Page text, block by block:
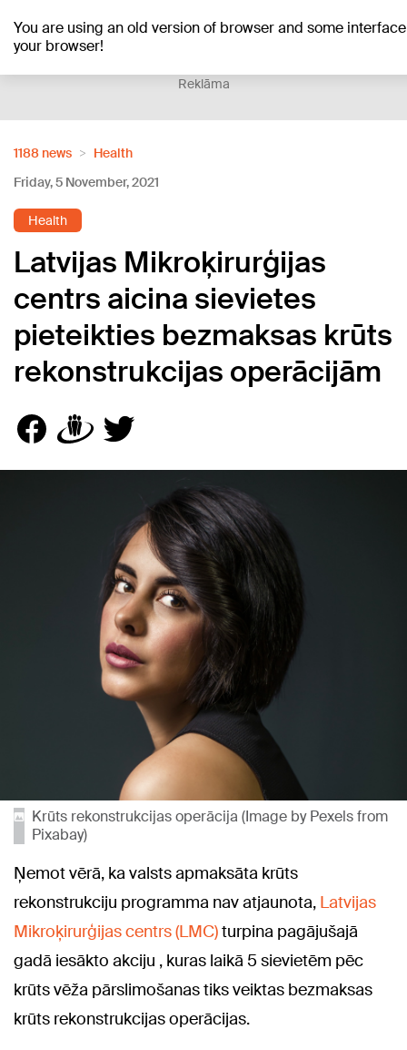
You are using an old version of browser and some
your browser!
+24°C
Reklāma
1188 news
Health
Friday, 5 November, 2021
Health
Latvijas Mikroķirurģijas
centrs aicina sievietes
pieteikties bezmaksas krūts
rekonstrukcijas operācijām
Krūts rekonstrukcijas operācija (Image by Pexels from
Pixabay)
Ņemot vērā, ka valsts apmaksāta krūts
rekonstrukciju programma nav atjaunota, Latvijas
Mikroķirurģijas centrs (LMC)turpina pagājušajā
gadā iesākto akciju , kuras laikā 5 sievietēm pēc
krūts vēža pārslimošanas tiks veiktas bezmaksas
krūts rekonstrukcijas operācijas.